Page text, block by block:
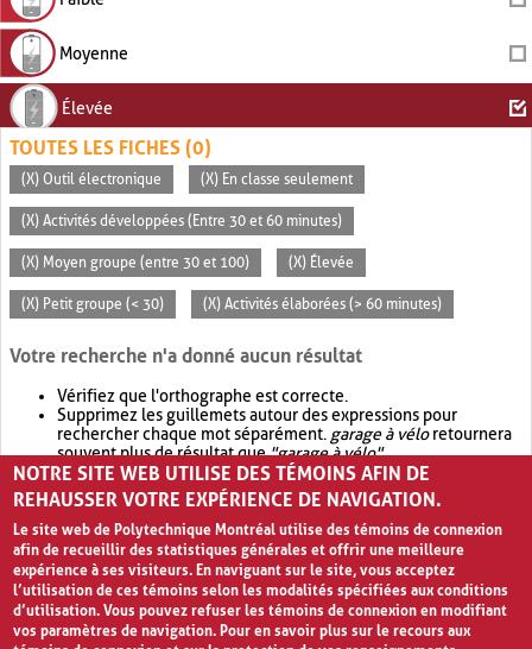
Moyenne
Élevée
TOUTES LES FICHES (0)
(X) Outil électronique (X) En classe seulement
(X) Activités développées (Entre 30 et 60 minutes)
(X) Moyen groupe (entre 30 et 100) (X) Élevée
(X) Petit groupe (< 30) (X) Activités élaborées (> 60 minutes)
Votre recherche n'a donné aucun résultat
Vérifiez que l'orthographe est correcte.
Supprimez les guillemets autour des expressions pour
rechercher chaque mot séparément. garage à véloretournera
souvent plus de résultat que"garage à vélo".
Envisagez d'élargir votre recherche avec OR.garage OR vélo
retournera souvent plus de résultat quegarage à vélo
NOTRE SITE WEB UTILISE DES TÉMOINS AFIN DE
REHAUSSER VOTRE EXPÉRIENCE DE NAVIGATION.
Le site web de Polytechnique Montréal utilise des témoins de connexion
afin de recueillir des statistiques générales et offrir une meilleure
expérience à ses visiteurs. En naviguant sur le site, vous acceptez
l’utilisation de ces témoins selon les modalités spécifiées aux conditions
d’utilisation. Vous pouvez refuser les témoins de connexion en modifiant
vos paramètres de navigation. Pour en savoir plus sur le recours aux